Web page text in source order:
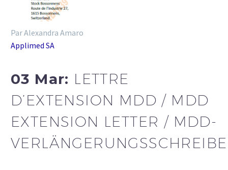
Par Alexandra Amaro
Applimed SA
03 Mar: LETTRE
D’EXTENSION MDD / MDD
EXTENSION LETTER / MDD-